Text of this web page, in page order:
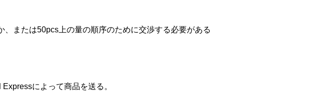
または50pcs上の量の順序のために交渉する必要がある
によって商品を送る。